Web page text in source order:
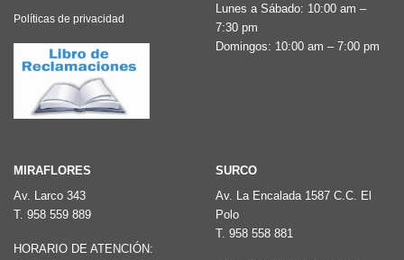
Políticas de privacidad
Lunes a Sábado: 10:00 am –
7:30 pm
Domingos: 10:00 am – 7:00 pm
MIRAFLORES
Av. Larco 343
T. 958 559 889
HORARIO DE ATENCIÓN:
SURCO
Av. La Encalada 1587 C.C. El
Polo
T. 958 558 881